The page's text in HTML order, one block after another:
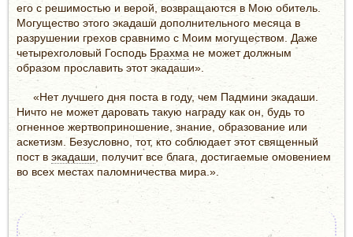
его с решимостью и верой, возвращаются в Мою обитель.
Могущество этого экадаши дополнительного месяца в
разрушении грехов сравнимо с Моим могуществом. Даже
четырехголовый Господь Брахма не может должным
образом прославить этот экадаши».
«Нет лучшего дня поста в году, чем Падмини экадаши.
Ничто не может даровать такую награду как он, будь то
огненное жертвоприношение, знание, образование или
аскетизм. Безусловно, тот, кто соблюдает этот священный
пост в экадаши , получит все блага, достигаемые омовением
во всех местах паломничества мира.».